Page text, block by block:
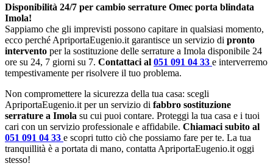
Disponibilità 24/7 per cambio serrature Omec porta blindata
Imola!
Sappiamo che gli imprevisti possono capitare in qualsiasi momento,
ecco perché ApriportaEugenio.it garantisce un servizio di pronto
intervento per la sostituzione delle serrature a Imola disponibile 24
ore su 24, 7 giorni su 7. Contattaci al 051 091 04 33 e interverremo
tempestivamente per risolvere il tuo problema.
Non compromettere la sicurezza della tua casa: scegli
ApriportaEugenio.it per un servizio di fabbro sostituzione
serrature a Imola su cui puoi contare. Proteggi la tua casa e i tuoi
cari con un servizio professionale e affidabile. Chiamaci subito al
051 091 04 33 e scopri tutto ciò che possiamo fare per te. La tua
tranquillità è a portata di mano, contatta ApriportaEugenio.it oggi
stesso!